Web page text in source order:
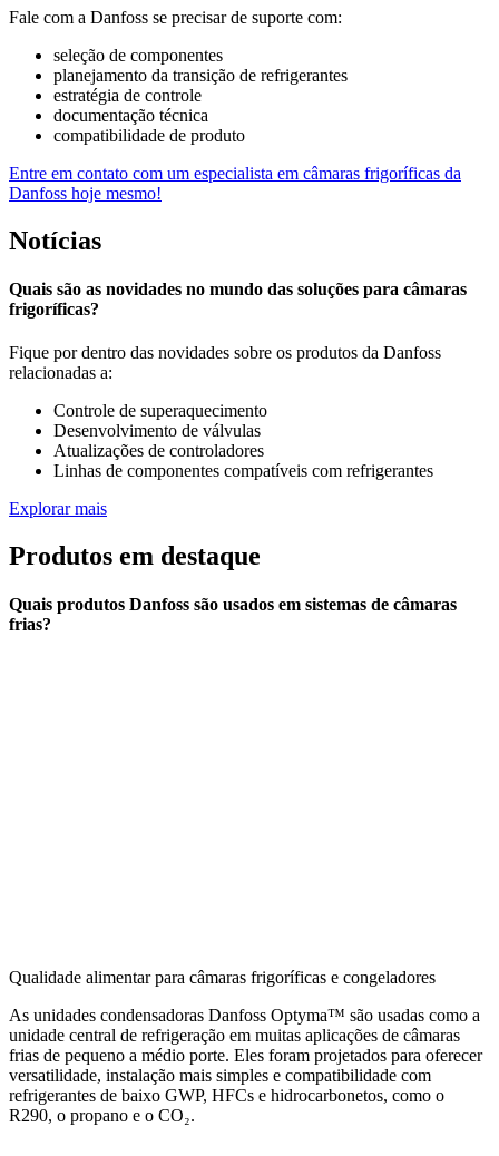
Fale com a Danfoss se precisar de suporte com:
seleção de componentes
planejamento da transição de refrigerantes
estratégia de controle
documentação técnica
compatibilidade de produto
Entre em contato com um especialista em câmaras frigoríficas da
Danfoss hoje mesmo!
Notícias
Quais são as novidades no mundo das soluções para câmaras
frigoríficas?
Fique por dentro das novidades sobre os produtos da Danfoss
relacionadas a:
Controle de superaquecimento
Desenvolvimento de válvulas
Atualizações de controladores
Linhas de componentes compatíveis com refrigerantes
Explorar mais
Produtos em destaque
Quais produtos Danfoss são usados em sistemas de câmaras
frias?
Qualidade alimentar para câmaras frigoríficas e congeladores
As unidades condensadoras Danfoss Optyma™ são usadas como a
unidade central de refrigeração em muitas aplicações de câmaras
frias de pequeno a médio porte. Eles foram projetados para oferecer
versatilidade, instalação mais simples e compatibilidade com
refrigerantes de baixo GWP, HFCs e hidrocarbonetos, como o
R290, o propano e o CO₂.